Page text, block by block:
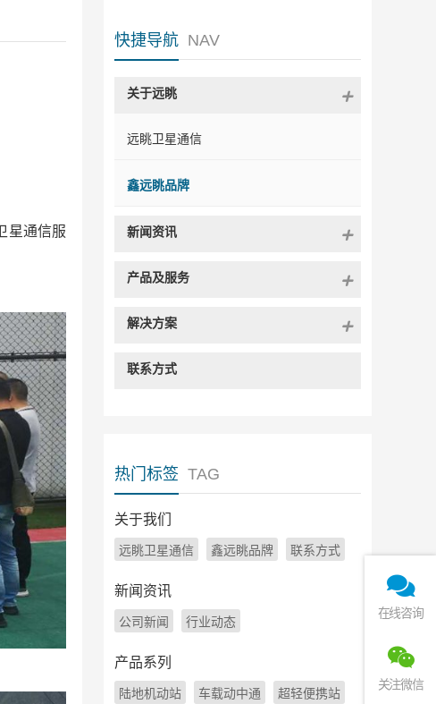
星通信服
快捷导航 NAV
关于远眺
远眺卫星通信
鑫远眺品牌
新闻资讯
产品及服务
解决方案
联系方式
热门标签 TAG
关于我们
远眺卫星通信 鑫远眺品牌 联系方式
新闻资讯
公司新闻 行业动态
产品系列
陆地机动站 车载动中通
超轻便携站
在线咨询
关注微信